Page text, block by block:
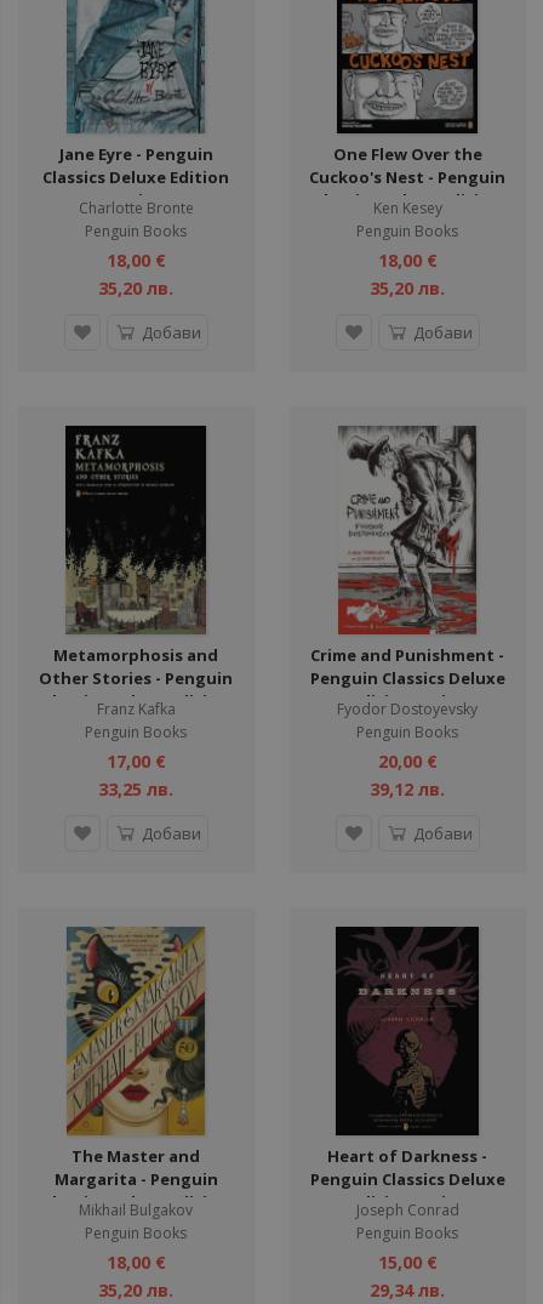
Jane Eyre - Penguin
Classics Deluxe Edition
Series
Charlotte Bronte
Penguin Books
18,00 €
35,20 лв.
Добави
One Flew Over the
Cuckoo's Nest - Penguin
Classics Deluxe Edition
Series
Ken Kesey
Penguin Books
18,00 €
35,20 лв.
Добави
Metamorphosis and
Other Stories - Penguin
Classics Deluxe Edition
Series
Franz Kafka
Penguin Books
17,00 €
33,25 лв.
Добави
Crime and Punishment -
Penguin Classics Deluxe
Edition Series
Fyodor Dostoyevsky
Penguin Books
20,00 €
39,12 лв.
Добави
The Master and
Margarita - Penguin
Classics Deluxe Edition
Series
Mikhail Bulgakov
Penguin Books
18,00 €
35,20 лв.
Heart of Darkness -
Penguin Classics Deluxe
Edition Series
Joseph Conrad
Penguin Books
15,00 €
29,34 лв.